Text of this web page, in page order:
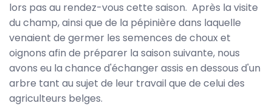
lors pas au rendez-vous cette saison. Après la visite
du champ, ainsi que de la pépinière dans laquelle
venaient de germer les semences de choux et
oignons afin de préparer la saison suivante, nous
avons eu la chance d'échanger assis en dessous d'un
arbre tant au sujet de leur travail que de celui des
agriculteurs belges.